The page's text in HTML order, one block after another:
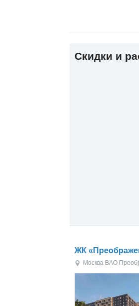
Скидки и
ЖК
Москва ВАО